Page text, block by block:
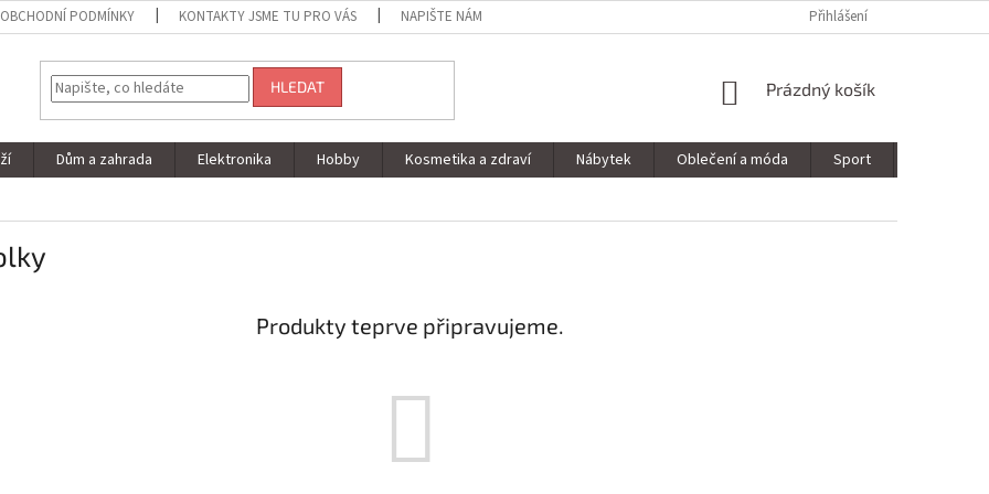
OBCHODNÍ PODMÍNKY KONTAKTY JSME TU PRO VÁS NAPIŠTE NÁM Přihlášení
HLEDAT
NÁKUPNÍ
Prázdný košík
Dům a zahrada Elektronika Hobby Kosmetika a zdraví Nábytek Oblečení a móda Sport
Produkty teprve připravujeme.